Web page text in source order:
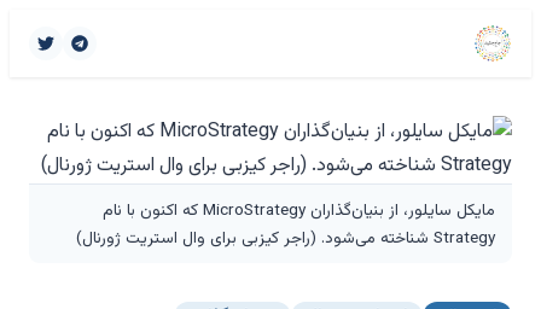
مایکل سایلور، از بنیان‌گذاران MicroStrategy که اکنون با نام
Strategy شناخته می‌شود. (راجر کیزبی برای وال استریت ژورنال)